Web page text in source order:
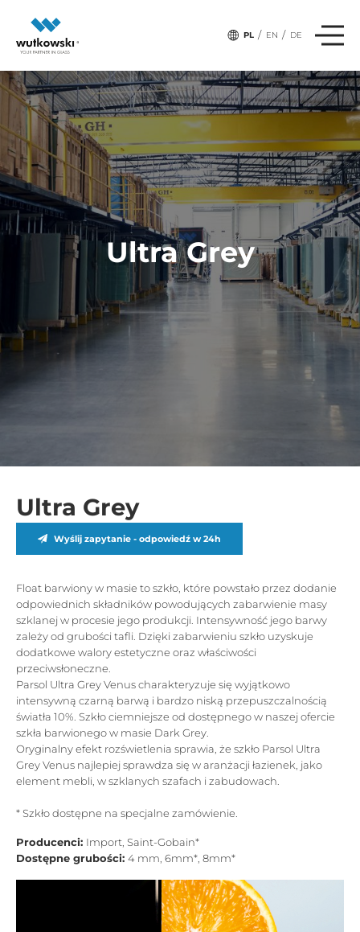
PL / EN / DE
Ultra Grey
Ultra Grey
Wyślij zapytanie - odpowiedź w 24h
Float barwiony w masie to szkło, które powstało przez dodanie
odpowiednich składników powodujących zabarwienie masy
szklanej w procesie jego produkcji. Intensywność jego barwy
zależy od grubości tafli. Dzięki zabarwieniu szkło uzyskuje
dodatkowe walory estetyczne oraz właściwości
przeciwsłoneczne.
Parsol Ultra Grey Venus charakteryzuje się wyjątkowo
intensywną czarną barwą i bardzo niską przepuszczalnością
światła 10%. Szkło ciemniejsze od dostępnego w naszej ofercie
szkła barwionego w masie Dark Grey.
Oryginalny efekt rozświetlenia sprawia, że szkło Parsol Ultra
Grey Venus najlepiej sprawdza się w aranżacji łazienek, jako
element mebli, w szklanych szafach i zabudowach.
* Szkło dostępne na specjalne zamówienie.
Producenci: Import, Saint-Gobain*
Dostępne grubości: 4 mm, 6mm*, 8mm*